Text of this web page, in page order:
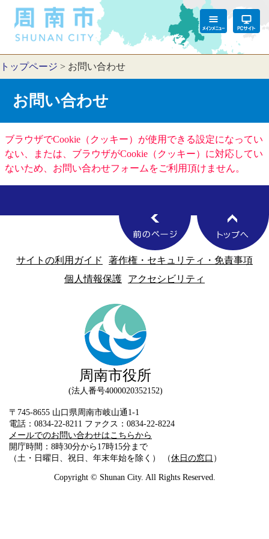
トップページ > お問い合わせ
お問い合わせ
ブラウザでCookie（クッキー）が使用できる設定になってい
ない、または、ブラウザがCookie（クッキー）に対応してい
ないため、お問い合わせフォームをご利用頂けません。
サイトの利用ガイド
著作権・セキュリティ・免責事項
個人情報保護
アクセシビリティ
周南市役所
法人番号4000020352152
〒745-8655 山口県周南市岐山通1-1
電話：0834-22-8211 ファクス：0834-22-8224
メールでのお問い合わせはこちらから
開庁時間：8時30分から17時15分まで
（土・日曜日、祝日、年末年始を除く） （休日の窓口 ）
Copyright © Shunan City. All Rights Reserved.